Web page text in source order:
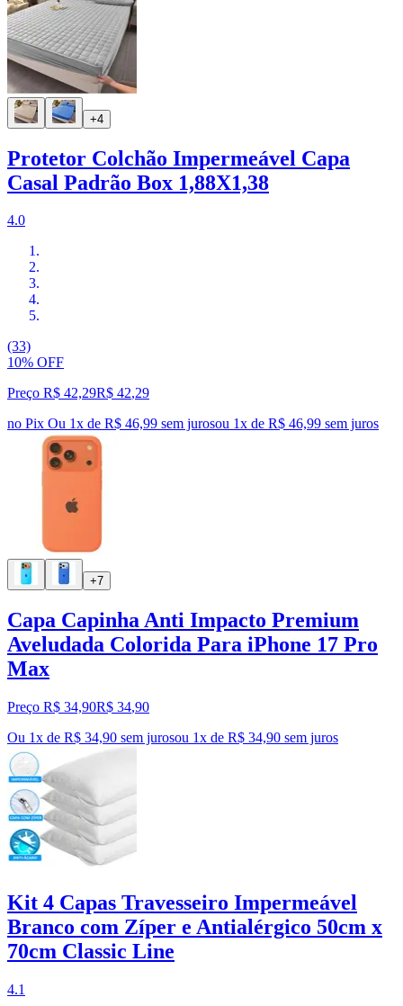
+4
Protetor Colchão Impermeável Capa
Casal Padrão Box 1,88X1,38
4.0
(33)
10% OFF
Preço R$ 42,29R$ 42,29
no Pix Ou 1x de R$ 46,99 sem jurosou 1x de R$ 46,99 sem juros
+7
Capa Capinha Anti Impacto Premium
Aveludada Colorida Para iPhone 17 Pro
Max
Preço R$ 34,90R$ 34,90
Ou 1x de R$ 34,90 sem jurosou 1x de R$ 34,90 sem juros
Kit 4 Capas Travesseiro Impermeável
Branco com Zíper e Antialérgico 50cm x
70cm Classic Line
4.1